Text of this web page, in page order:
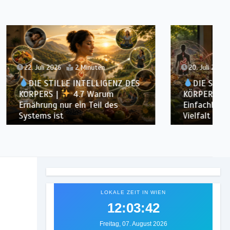
DES
20. Juli 2026 3 Minuten
DIE STILLE INTELLIGENZ DES
KÖRPERS |
4.6 Warum
Einfachheit oft effektiver ist als
Vielfalt
LOKALE ZEIT IN WIEN
12:03:45
Freitag, 07. August 2026